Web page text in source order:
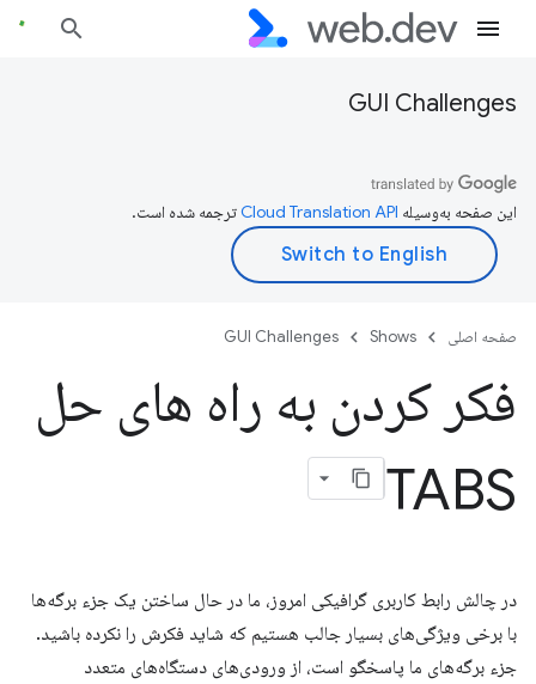
GUI Challenges
این صفحه به‌وسیله ترجمه شده است.
صفحه اصلی Shows
GUI Challenges
فکر کردن به راه های حل
TABS
در چالش رابط کاربری گرافیکی امروز، ما در حال ساختن یک جزء برگه‌ها
با برخی ویژگی‌های بسیار جالب هستیم که شاید فکرش را نکرده باشید.
جزء برگه‌های ما پاسخگو است، از ورودی‌های دستگاه‌های متعدد